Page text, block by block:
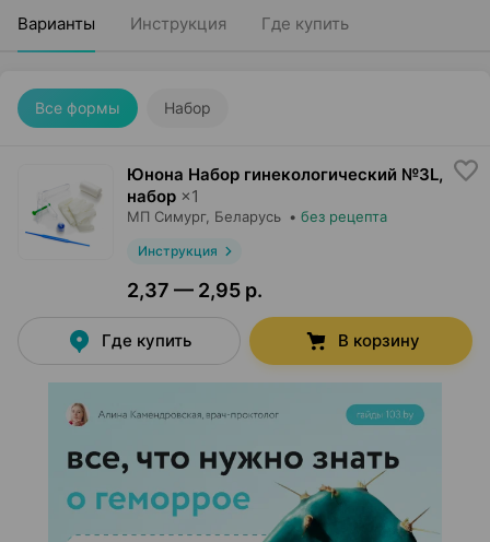
Варианты Инструкция Где купить
Все формы Набор
Юнона Набор гинекологический №3L,
набор ×1
МП Симург, Беларусь • без рецепта
Инструкция
2,37 — 2,95 р.
Где купить В корзину